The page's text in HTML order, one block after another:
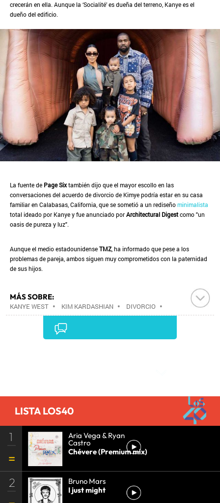
crecerán en ella. Aunque la ‘Socialité’ es dueña del terreno, Kanye es el
dueño del edificio.
La fuente de Page Sixtambién dijo que el mayor escollo en las
conversaciones del acuerdo de divorcio de Kimye podría estar en su casa
familiar en Calabasas, California, que se sometió a un rediseñominimalista
total ideado por Kanye y fue anunciado porArchitectural Digestcomo "un
oasis de pureza y luz".
Aunque el medio estadounidenseTMZ , ha informado que pese a los
problemas de pareja, ambos siguen muy comprometidos con la paternidad
de sus hijos.
MÁS SOBRE:
KANYE WEST • KIM KARDASHIAN • DIVORCIO •
RUPTURA SENTIMENTAL•MATRIMONIO•
RELACIONES PAREJA
LISTA LOS40
1 Aria Vega & Ryan
Castro
Chévere (Premium mix)
2
Bruno Mars
I just might